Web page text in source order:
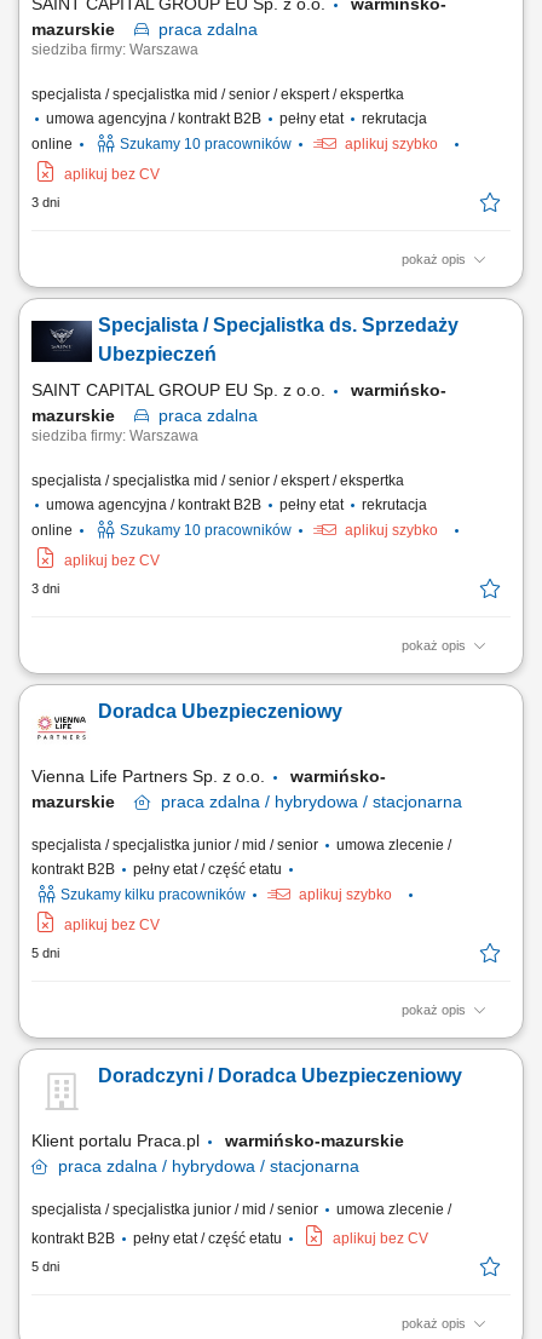
mazurskie
praca zdalna
siedziba firmy: Warszawa
specjalista / specjalistka mid / senior / ekspert / ekspertka
umowa agencyjna / kontrakt B2B
pełny etat
rekrutacja
online
Szukamy 10 pracowników
aplikuj szybko
aplikuj bez CV
3 dni
pokaż opis
Opis stanowiska: Aktywna obsługa i cross-selling w ramach własnego
(życiowe, majątkowe, komunikacyjne, firmowe) Koncentracja na
budowaniu długofalowych relacji w obszarze ubezpieczeń na życie;
Specjalista / Specjalistka ds. Sprzedaży
Ubezpieczeń
SAINT CAPITAL GROUP EU Sp. z o.o.
warmińsko-
mazurskie
praca zdalna
siedziba firmy: Warszawa
specjalista / specjalistka mid / senior / ekspert / ekspertka
umowa agencyjna / kontrakt B2B
pełny etat
rekrutacja
online
Szukamy 10 pracowników
aplikuj szybko
aplikuj bez CV
3 dni
pokaż opis
Opis stanowiska: Kompleksowa obsługa klientów w zakresie produktów
pozyskiwanie nowych klientów. Analiza potrzeb i przygotowywanie
indywidualnych rozwiązań ubezpieczeniowych. Budowanie pozycji
Doradca Ubezpieczeniowy
Vienna Life Partners Sp. z o.o.
warmińsko-
mazurskie
praca zdalna / hybrydowa / stacjonarna
specjalista / specjalistka junior / mid / senior
umowa zlecenie /
kontrakt B2B
pełny etat / część etatu
Szukamy kilku pracowników
aplikuj szybko
aplikuj bez CV
5 dni
pokaż opis
Twój zakres obowiązków: Będziesz aktywnie poszukiwać nowych
życie, majątkowe, grupowe). Będziesz przygotowywać oferty
ubezpieczeniowe i prowadzić spotkania z klientami. Twoim zadaniem
Doradczyni / Doradca Ubezpieczeniowy
Klient portalu Praca.pl
warmińsko-mazurskie
praca zdalna / hybrydowa / stacjonarna
specjalista / specjalistka junior / mid / senior
umowa zlecenie /
kontrakt B2B
pełny etat / część etatu aplikuj bez CV
5 dni
pokaż opis